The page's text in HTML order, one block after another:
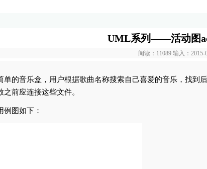
UML系列——活动图
阅读：11089 输入：2015-
单的音乐盒，用户根据歌曲名称搜索自己喜爱的音乐，找
前应连接这些文件。
图如下：